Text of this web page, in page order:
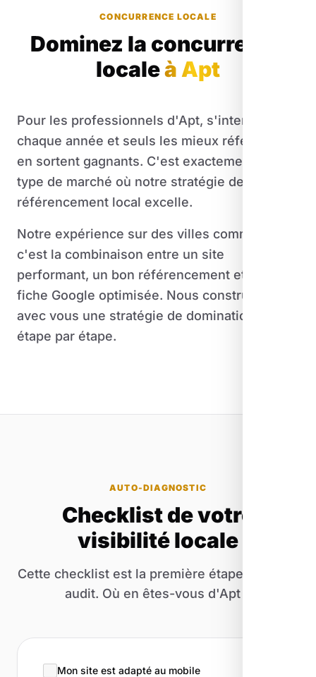
CONCURRENCE LOCALE
Dominez la concurrence
localeà Apt
Pour les professionnels d'Apt, s'intensifie
chaque année et seuls les mieux référencés
en sortent gagnants. C'est exactement le
type de marché où notre stratégie de
référencement local excelle.
Notre expérience sur des villes comme Apt
c'est la combinaison entre un site
performant, un bon référencement et une
fiche Google optimisée. Nous construisons
avec vous une stratégie de domination locale
étape par étape.
AUTO-DIAGNOSTIC
Checklist de votre
visibilité locale
Cette checklist est la première étape de notre
audit. Où en êtes-vous d'Apt ?
Mon site est adapté au mobile